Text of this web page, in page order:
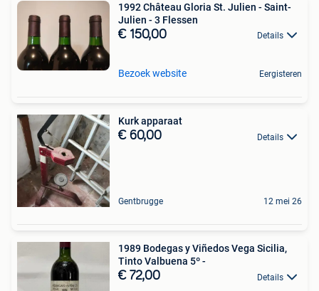
1992 Château Gloria St. Julien - Saint-
Julien - 3 Flessen
€ 150,00 Details
Bezoek website Eergisteren
Kurk apparaat
€ 60,00 Details
Gentbrugge 12 mei 26
1989 Bodegas y Viñedos Vega Sicilia,
Tinto Valbuena 5º -
€ 72,00 Details